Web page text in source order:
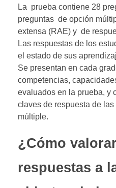
k
La prueba contiene 28
preguntas de opción
extensa (RAE) y de
Las respuestas de los
el estado de sus
Se presentan en cada
competencias,
evaluados en la prueba, y
claves de respuesta de
múltiple.
¿Cómo
respuestas a